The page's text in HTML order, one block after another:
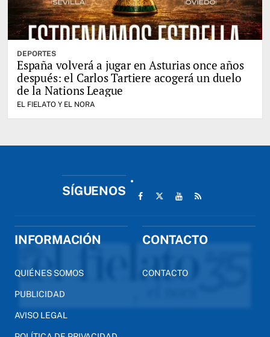
DEPORTES
España volverá a jugar en Asturias once años
después: el Carlos Tartiere acogerá un duelo
de la Nations League
EL FIELATO Y EL NORA
SÍGUENOS
INFORMACIÓN
QUIÉNES SOMOS
PUBLICIDAD
AVISO LEGAL
CONTACTO
CONTACTO